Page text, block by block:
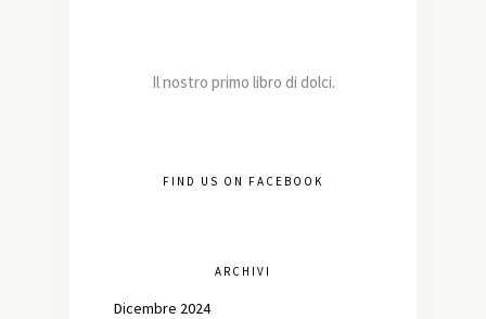
Il nostro primo libro di dolci.
FIND US ON FACEBOOK
ARCHIVI
Dicembre 2024